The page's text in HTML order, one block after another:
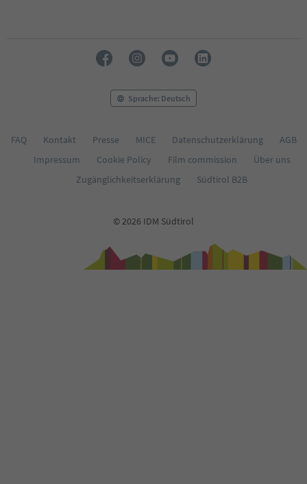
Sprache: Deutsch
FAQ Kontakt Presse MICE Datenschutzerklärung
AGB
Impressum
Cookie Policy Film commission
Über uns
Zugänglichkeitserklärung
Südtirol B2B
© 2026 IDM Südtirol